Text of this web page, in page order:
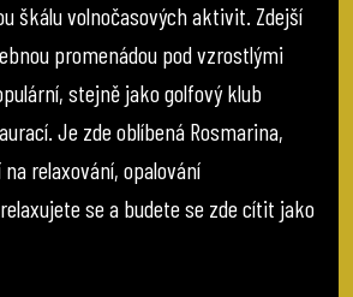
škálu volnočasových aktivit. Zdejší
promenádou pod vzrostlými
stejně jako golfový klub
Je zde oblíbená Rosmarina,
relaxování, opalování
se a budete se zde cítit jako